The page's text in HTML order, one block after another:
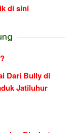
di sini
Dari Bully di
Jatiluhur